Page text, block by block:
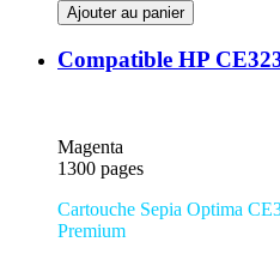
Compatible HP
Magenta
1300 pages
Cartouche Sepia Optima
Premium